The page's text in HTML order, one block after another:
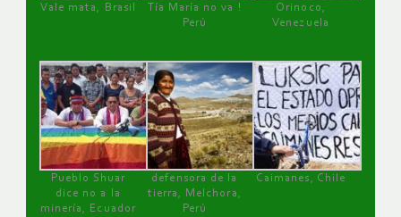
Vale mata, Brasil
Tía María no va !
Perú
Orinoco,
Venezuela
Pueblo Shuar
dice no a la
minería, Ecuador
defensora de la
tierra, Melchora,
Perú
Caimanes, Chile